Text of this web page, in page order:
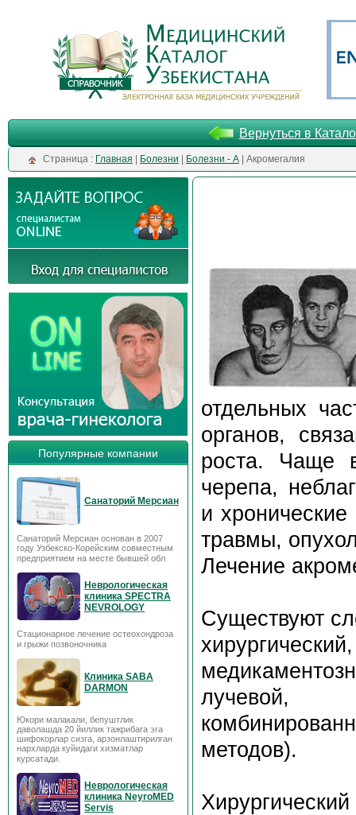
Вернуться в
Cтраница : Главная Болезни Болезни - А | Акромегалия
Популярные компании
Санаторий Мерсиан
Санаторий Мерсиан основан в 2007
году Узбекско-Корейским совместным
предприятием на месте бывшей обл
Неврологическая
клиника SPECTRA
NEVROLOGY
Стационарное лечение остеохондроза
и грыжи позвоночника
Клиника SABA
DARMON
Юкори малакали, бепуштлик
даволашда 20 йиллик тажрибага эга
шифокорлар сизга, арзонлаштирилган
нархларда куйидаги хизматлар
курсатади.
Неврологическая
клиника NeyroMED
Servis
отдельных
органов,
роста. Чаще
черепа,
и
травмы,
Лечение
Существуют
хирургический,
лучевой,
методов).